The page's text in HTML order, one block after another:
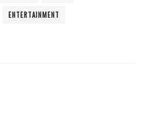
ENTERTAINMENT